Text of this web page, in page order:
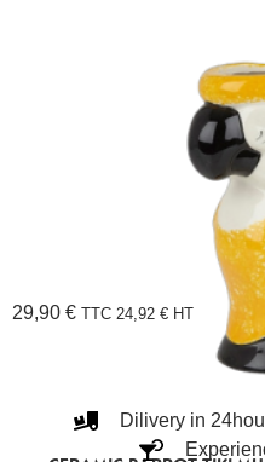
29,90 € TTC 24,92 € HT
Dilivery in